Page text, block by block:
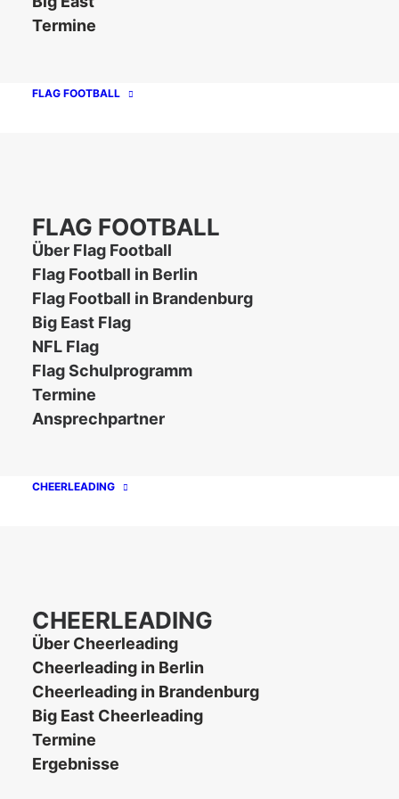
Termine
FLAG FOOTBALL
FLAG FOOTBALL
Über Flag Football
Flag Football in Berlin
Flag Football in Brandenburg
Big East Flag
NFL Flag
Flag Schulprogramm
Termine
Ansprechpartner
CHEERLEADING
CHEERLEADING
Über Cheerleading
Cheerleading in Berlin
Cheerleading in Brandenburg
Big East Cheerleading
Termine
Ergebnisse
zu buchen, wenn nicht gar mit Übernachtung
untersagt und kann uns für die Zukunft die
Lehrwartin AFCVBB e.V.
trainerausbildung@afcvbb.de
Downloads:
Anmeldung Coaches Convention 2014
Einladung Convention 2014
Unsere Partner